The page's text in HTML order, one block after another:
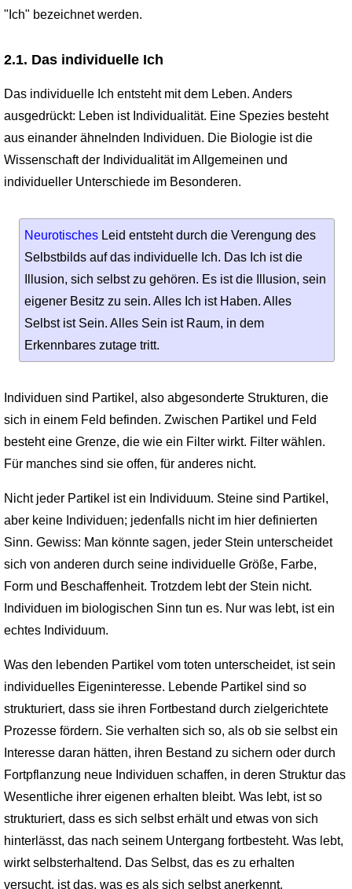
"Ich" bezeichnet werden.
2.1. Das individuelle Ich
Das individuelle Ich entsteht mit dem Leben. Anders
ausgedrückt: Leben ist Individualität. Eine Spezies besteht
aus einander ähnelnden Individuen. Die Biologie ist die
Wissenschaft der Individualität im Allgemeinen und
individueller Unterschiede im Besonderen.
Neurotisches Leid entsteht durch die Verengung des
Selbstbilds auf das individuelle Ich. Das Ich ist die
Illusion, sich selbst zu gehören. Es ist die Illusion, sein
eigener Besitz zu sein. Alles Ich ist Haben. Alles
Selbst ist Sein. Alles Sein ist Raum, in dem
Erkennbares zutage tritt.
Individuen sind Partikel, also abgesonderte Strukturen, die
sich in einem Feld befinden. Zwischen Partikel und Feld
besteht eine Grenze, die wie ein Filter wirkt. Filter wählen.
Für manches sind sie offen, für anderes nicht.
Nicht jeder Partikel ist ein Individuum. Steine sind Partikel,
aber keine Individuen; jedenfalls nicht im hier definierten
Sinn. Gewiss: Man könnte sagen, jeder Stein unterscheidet
sich von anderen durch seine individuelle Größe, Farbe,
Form und Beschaffenheit. Trotzdem lebt der Stein nicht.
Individuen im biologischen Sinn tun es. Nur was lebt, ist ein
echtes Individuum.
Was den lebenden Partikel vom toten unterscheidet, ist sein
individuelles Eigeninteresse. Lebende Partikel sind so
strukturiert, dass sie ihren Fortbestand durch zielgerichtete
Prozesse fördern. Sie verhalten sich so, als ob sie selbst ein
Interesse daran hätten, ihren Bestand zu sichern oder durch
Fortpflanzung neue Individuen schaffen, in deren Struktur das
Wesentliche ihrer eigenen erhalten bleibt. Was lebt, ist so
strukturiert, dass es sich selbst erhält und etwas von sich
hinterlässt, das nach seinem Untergang fortbesteht. Was lebt,
wirkt selbsterhaltend. Das Selbst, das es zu erhalten
versucht, ist das, was es als sich selbst anerkennt.